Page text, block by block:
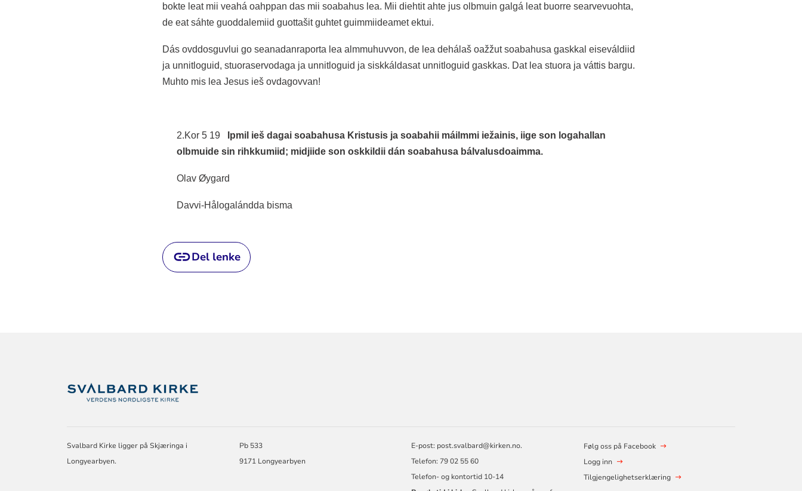
bokte leat mii veahá oahppan das mii soabahus lea. Mii diehtit ahte jus olbmuin galgá leat buorre searvevuohta,
de eat sáhte guoddalemiid guottašit guhtet guimmiideamet ektui.
Dás ovddosguvlui go seanadanraporta lea almmuhuvvon, de lea dehálaš oažžut soabahusa gaskkal eiseváldiid
ja unnitloguid, stuoraservodaga ja unnitloguid ja siskkáldasat unnitloguid gaskkas. Dat lea stuora ja váttis bargu.
Muhto mis lea Jesus ieš ovdagovvan!
2.Kor 5 19
Ipmil ieš dagai soabahusa Kristusis ja soabahii máilmmi iežainis, iige son logahallan
olbmuide sin rihkkumiid; midjiide son oskkildii dán soabahusa bálvalusdoaimma.
Olav Øygard
Davvi-Hålogalándda bisma
Del lenke
FOR
Svalbard Kirke ligger på Skjæringa i
Longyearbyen.
Pb 533
9171 Longyearbyen
E-post: post.svalbard@kirken.no.
Telefon: 79 02 55 60
Telefon- og kontortid 10-14
Følg oss på Facebook
Logg inn
Tilgjengelighetserklæring